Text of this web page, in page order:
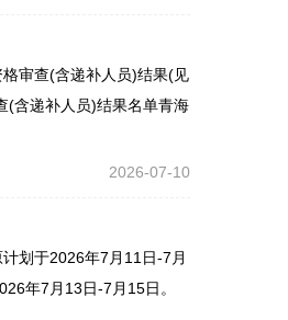
审查(含递补人员)结果(见
(含递补人员)结果名单青海
2026-07-10
划于2026年7月11日-7月
年7月13日-7月15日。